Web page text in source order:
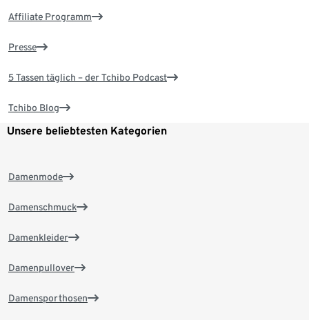
Affiliate Programm
Presse
5 Tassen täglich – der Tchibo Podcast
Tchibo Blog
Unsere beliebtesten Kategorien
Damenmode
Damenschmuck
Damenkleider
Damenpullover
Damensporthosen